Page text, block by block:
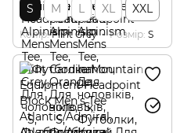
S M L XL XXL
Колір Flint Grey Розмір S